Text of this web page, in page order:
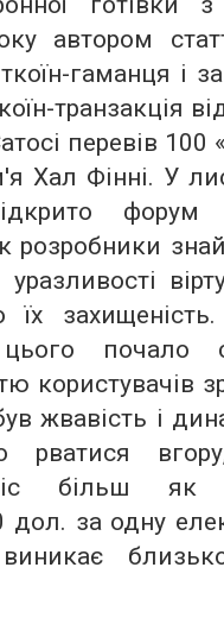
автором
гаманця і
транзакція
перевів 100
Хал Фінні. У
форум
розробники
почало
користувачів
жвавість і
рватися
більш як
за одну